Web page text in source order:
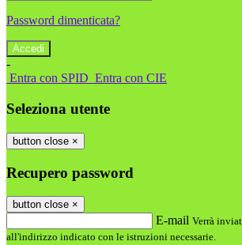
Password dimenticata?
-
Entra con SPID Entra con CIE
Seleziona utente
button close ×
Recupero password
button close ×
E-mail Verrà
all'indirizzo indicato con le istruzioni necessarie.